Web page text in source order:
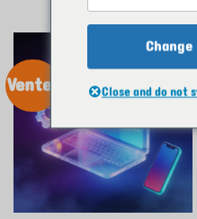
Vente! Close and do not